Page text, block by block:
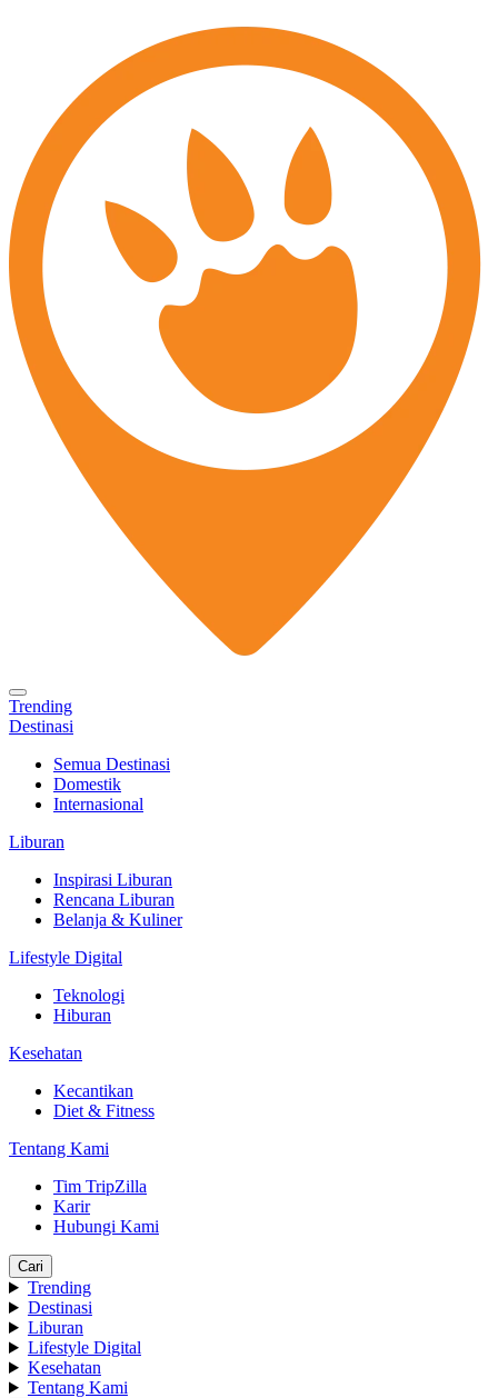
Trending
Destinasi
Semua Destinasi
Domestik
Internasional
Liburan
Inspirasi Liburan
Rencana Liburan
Belanja & Kuliner
Lifestyle Digital
Teknologi
Hiburan
Kesehatan
Kecantikan
Diet & Fitness
Tentang Kami
Tim TripZilla
Karir
Hubungi Kami
Cari
Trending
Destinasi
Liburan
Lifestyle Digital
Kesehatan
Tentang Kami